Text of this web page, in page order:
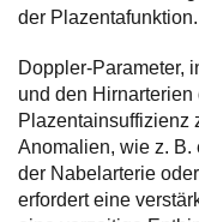
der
Doppler-Parameter,
und den
Plazentainsuffizienz
Anomalien, wie z. B.
der Nabelarterie
erfordert eine